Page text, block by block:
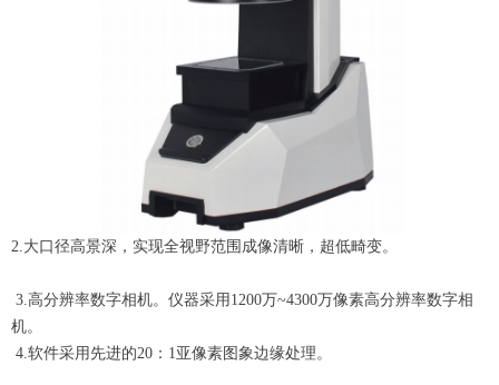
2.大口径高景深，实现全视野范围成像清晰，超低畸变。
3.高分辨率数字相机。仪器采用1200万~4300万像素高分辨率数字相
机。
4.软件采用先进的20：1亚像素图象边缘处理。